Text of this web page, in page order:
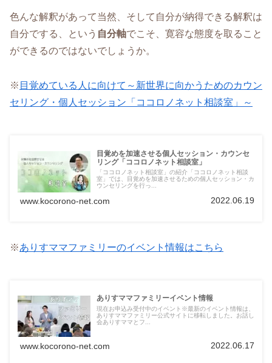
色んな解釈があって当然、そして自分が納得できる解釈は
自分でする、という 自分軸でこそ、寛容な態度を取ること
ができるのではないでしょうか。
※ 目覚めている人に向けて～新世界に向かうためのカウン
セリング・個人セッション「ココロノネット相談室」～
目覚めを加速させる個人セッション・カウンセ
リング「ココロノネット相談室」
「ココロノネット相談室」の紹介「ココロノネット相談
室」では、目覚めを加速させるための個人セッション・カ
ウンセリングを行っ...
www.kocorono-net.com 2022.06.19
※ありすママファミリーのイベント情報はこちら
ありすママファミリーイベント情報
現在お申込み受付中のイベント※最新のイベント情報は、
ありすママファミリー公式サイトに移転しました。お話し
会ありすママとフ...
www.kocorono-net.com 2022.06.17